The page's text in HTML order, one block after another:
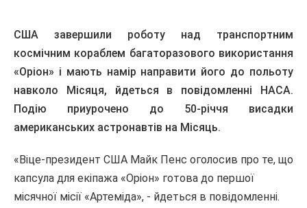
США завершили роботу над транспортним
космічним кораблем багаторазового використання
«Оріон» і мають намір направити його до польоту
навколо Місяця, йдеться в повідомленні НАСА.
Подію приурочено до 50-річчя висадки
американських астронавтів на Місяць.
«Віце-президент США Майк Пенс оголосив про те, що
капсула для екіпажа «Оріон» готова до першої
місячної місії «Артеміда», - йдеться в повідомленні.